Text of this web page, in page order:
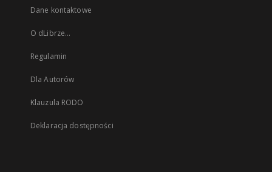
Dane kontaktowe
O dLibrze...
Regulamin
Dla Autorów
Klauzula RODO
Deklaracja dostępności